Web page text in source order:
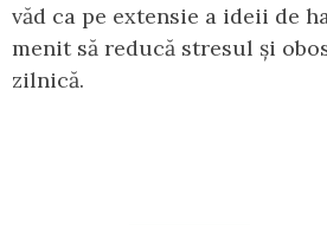
văd ca pe extensie a ideii de
menit să reducă stresul și
zilnică.